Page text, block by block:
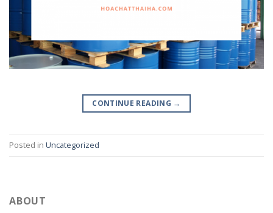
CONTINUE READING →
Posted in Uncategorized
ABOUT